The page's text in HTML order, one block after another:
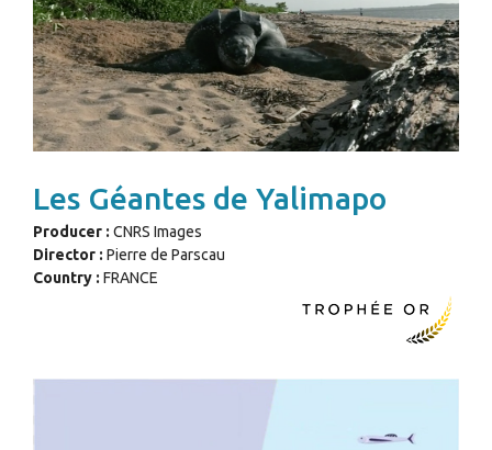
Les Géantes de Yalimapo
Producer : CNRS Images
Director : Pierre de Parscau
Country : FRANCE